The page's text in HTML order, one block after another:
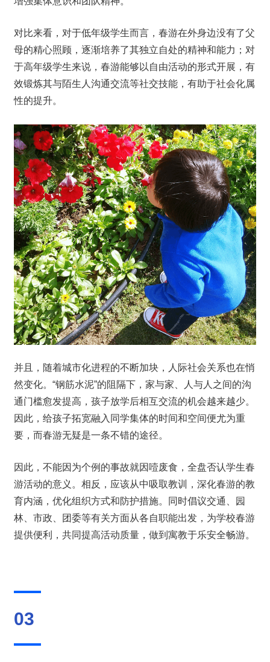
对比来看，对于低年级学生而言，春游在外身边没有了父
母的精心照顾，逐渐培养了其独立自处的精神和能力；对
于高年级学生来说，春游能够以自由活动的形式开展，有
效锻炼其与陌生人沟通交流等社交技能，有助于社会化属
性的提升。
并且，随着城市化进程的不断加块，人际社会关系也在悄
然变化。“钢筋水泥”的阻隔下，家与家、人与人之间的沟
通门槛愈发提高，孩子放学后相互交流的机会越来越少。
因此，给孩子拓宽融入同学集体的时间和空间便尤为重
要，而春游无疑是一条不错的途径。
因此，不能因为个例的事故就因噎废食，全盘否认学生春
游活动的意义。相反，应该从中吸取教训，深化春游的教
育内涵，优化组织方式和防护措施。同时倡议交通、园
林、市政、团委等有关方面从各自职能出发，为学校春游
提供便利，共同提高活动质量，做到寓教于乐安全畅游。
03